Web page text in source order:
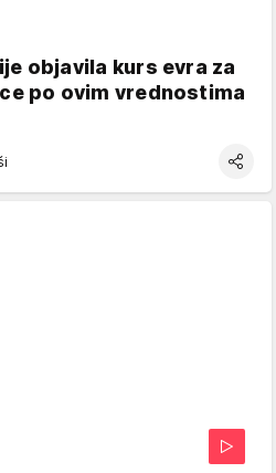
objavila kurs evra za
po ovim vrednostima